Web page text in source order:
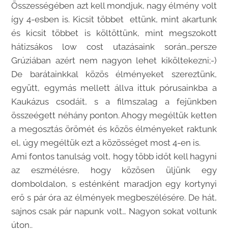
Összességében azt kell mondjuk, nagy élmény volt
így 4-esben is. Kicsit többet ettünk, mint akartunk
és kicsit többet is költöttünk, mint megszokott
hátizsákos low cost utazásaink során…persze
Grúziában azért nem nagyon lehet kiköltekezni;-)
De barátainkkal közös élményeket szereztünk,
együtt, egymás mellett állva ittuk pórusainkba a
Kaukázus csodáit, s a filmszalag a fejünkben
összeégett néhány ponton. Ahogy megéltük ketten
a megosztás örömét és közös élményeket raktunk
el, úgy megéltük ezt a közösséget most 4-en is.
Ami fontos tanulság volt, hogy több időt kell hagyni
az eszmélésre, hogy közösen üljünk egy
domboldalon, s esténként maradjon egy kortynyi
erő s pár óra az élmények megbeszélésére. De hát,
sajnos csak pár napunk volt… Nagyon sokat voltunk
úton..